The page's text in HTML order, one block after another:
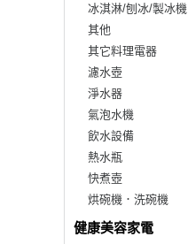
冰淇淋/刨冰/製冰機
其他
其它料理電器
濾水壺
淨水器
氣泡水機
飲水設備
熱水瓶
快煮壺
烘碗機．洗碗機
健康美容家電